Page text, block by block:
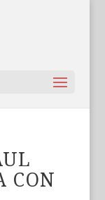
CON